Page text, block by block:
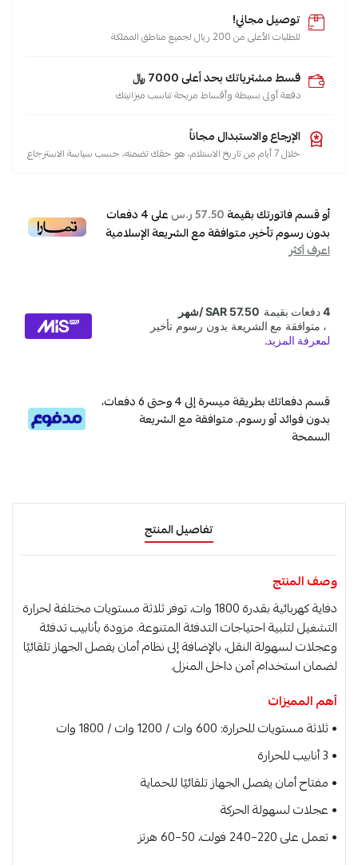
مكيفات
دفايات
توصيل مجاني!
للطلبات الأعلى من 200 ريال لجميع مناطق المملكة
قسط مشترياتك بحد أعلى 7000 ﷼
دفعة أولى بسيطة وأقساط مريحة تناسب ميزانيتك
الإرجاع والاستبدال مجاناً
خلال 7 أيام من تاريخ الاستلام، هو حقك تضمنه، حسب سياسة الاسترجاع
أو قسم فاتورتك بقيمة57.50 ر.س على4دفعات
بدون رسوم تأخير، متوافقة مع الشريعة الإسلامية
اعرف أكثر
قسم دفعاتك بطريقة ميسرة إلى 4 وحتى 6 دفعات،
بدون فوائد أو رسوم. متوافقة مع الشريعة
السمحة
تفاصيل المنتج
وصف المنتج
دفاية كهربائية بقدرة 1800 وات، توفر ثلاثة مستويات مختلفة لحرارة
التشغيل لتلبية احتياجات التدفئة المتنوعة. مزودة بأنابيب تدفئة
وعجلات لسهولة النقل، بالإضافة إلى نظام أمان يفصل الجهاز تلقائيًا
لضمان استخدام آمن داخل المنزل.
أهم المميزات
• ثلاثة مستويات للحرارة: 600 وات / 1200 وات / 1800 وات
• 3 أنابيب للحرارة
• مفتاح أمان يفصل الجهاز تلقائيًا للحماية
• عجلات لسهولة الحركة
• تعمل على 220–240 فولت، 50–60 هرتز